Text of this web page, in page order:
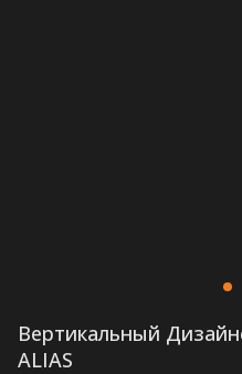
Вертикальный
ALIAS